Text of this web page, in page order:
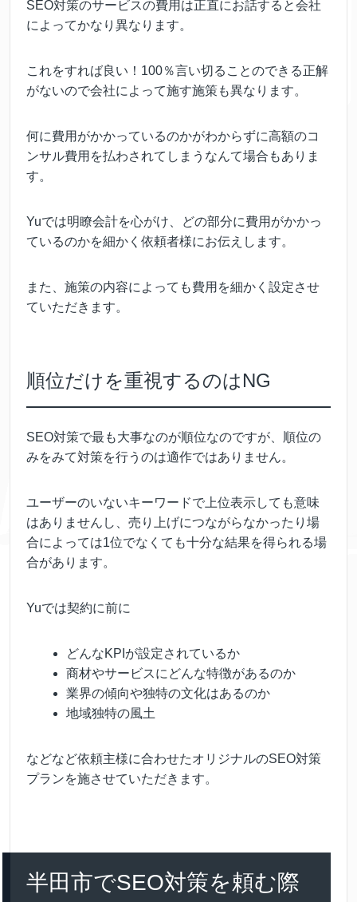
SEO対策のサービスの費用は正直にお話すると会社
によってかなり異なります。
これをすれば良い！100％言い切ることのできる正解
がないので会社によって施す施策も異なります。
何に費用がかかっているのかがわからずに高額のコ
ンサル費用を払わされてしまうなんて場合もありま
す。
Yuでは明瞭会計を心がけ、どの部分に費用がかかっ
ているのかを細かく依頼者様にお伝えします。
また、施策の内容によっても費用を細かく設定させ
ていただきます。
順位だけを重視するのはNG
SEO対策で最も大事なのが順位なのですが、順位の
みをみて対策を行うのは適作ではありません。
ユーザーのいないキーワードで上位表示しても意味
はありませんし、売り上げにつながらなかったり場
合によっては1位でなくても十分な結果を得られる場
合があります。
Yuでは契約に前に
どんなKPIが設定されているか
商材やサービスにどんな特徴があるのか
業界の傾向や独特の文化はあるのか
地域独特の風土
などなど依頼主様に合わせたオリジナルのSEO対策
プランを施させていただきます。
半田市でSEO対策を頼む際